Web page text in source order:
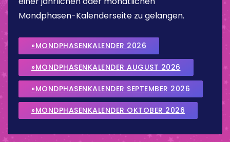
Mondphasen-Kalenderseite zu gelangen.
»MONDPHASENKALENDER 2026
»MONDPHASENKALENDER AUGUST 2026
»MONDPHASENKALENDER SEPTEMBER 2026
»MONDPHASENKALENDER OKTOBER 2026